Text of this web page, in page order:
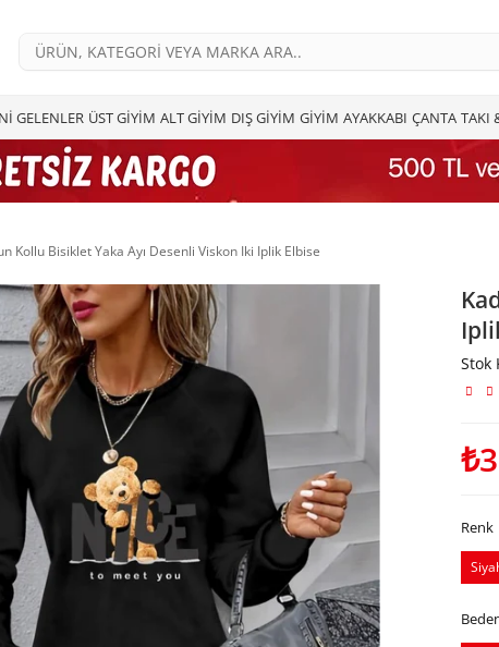
GELENLER ÜST GİYİM ALT GİYİM DIŞ GİYİM GİYİM AYAKKABI ÇANTA TAKI
Kollu Bisiklet Yaka Ayı Desenli Viskon Iki Iplik Elbise
Stok
Renk